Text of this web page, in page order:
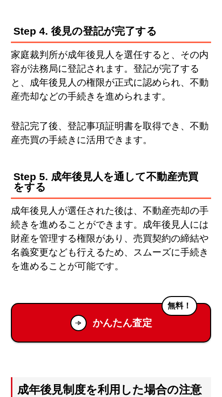
Step 4. 後見の登記が完了する
家庭裁判所が成年後見人を選任すると、その内
容が法務局に登記されます。登記が完了する
と、成年後見人の権限が正式に認められ、不動
産売却などの手続きを進められます。
登記完了後、登記事項証明書を取得でき、不動
産売買の手続きに活用できます。
Step 5. 成年後見人を通して不動産売買
をする
成年後見人が選任された後は、不動産売却の手
続きを進めることができます。成年後見人には
財産を管理する権限があり、売買契約の締結や
名義変更なども行えるため、スムーズに手続き
を進めることが可能です。
かんたん査定
無料！
成年後見制度を利用した場合の注意